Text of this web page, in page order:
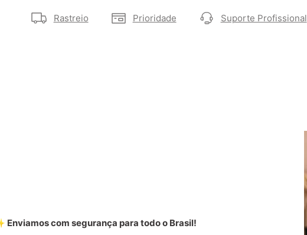
Rastreio Prioridade Suporte Profissional
Enviamos com segurança para todo o Brasil!